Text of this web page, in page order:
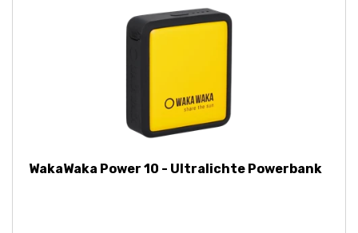
WakaWaka Power 10 - Ultralichte Powerbank